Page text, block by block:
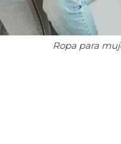
Ropa para